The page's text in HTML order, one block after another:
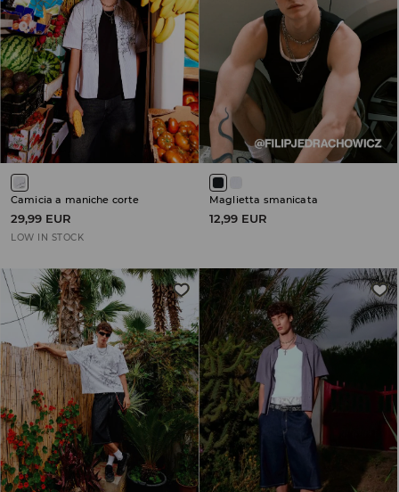
Camicia a maniche corte
29,99 EUR
LOW IN STOCK
Maglietta smanicata
12,99 EUR